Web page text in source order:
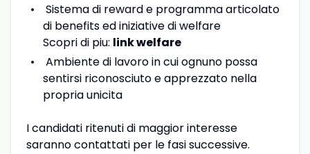
Sistema di reward e programma articolato
di benefits ed iniziative di welfare
Scopri di piu: link welfare
Ambiente di lavoro in cui ognuno possa
sentirsi riconosciuto e apprezzato nella
propria unicita
I candidati ritenuti di maggior interesse
saranno contattati per le fasi successive.